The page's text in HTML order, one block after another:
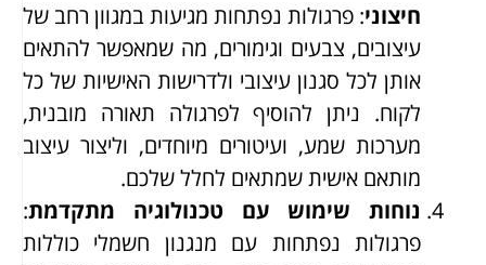
חיצוני: פרגולות נפתחות מגיעות במגוון רחב של
עיצובים, צבעים וגימורים, מה שמאפשר להתאים
אותן לכל סגנון עיצובי ולדרישות האישיות של כל
לקוח. ניתן להוסיף לפרגולה תאורה מובנית,
מערכות שמע, ועיטורים מיוחדים, וליצור עיצוב
מותאם אישית שמתאים לחלל שלכם.
נוחות שימוש עם טכנולוגיה מתקדמת:
פרגולות נפתחות עם מנגנון חשמלי כוללות